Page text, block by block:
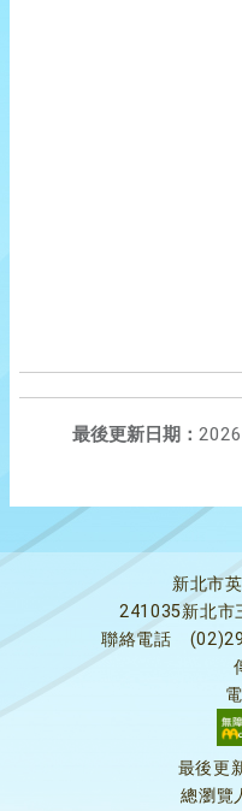
最後更新日期：
新北市
241035新北市
聯絡電話
最後更
總瀏覽